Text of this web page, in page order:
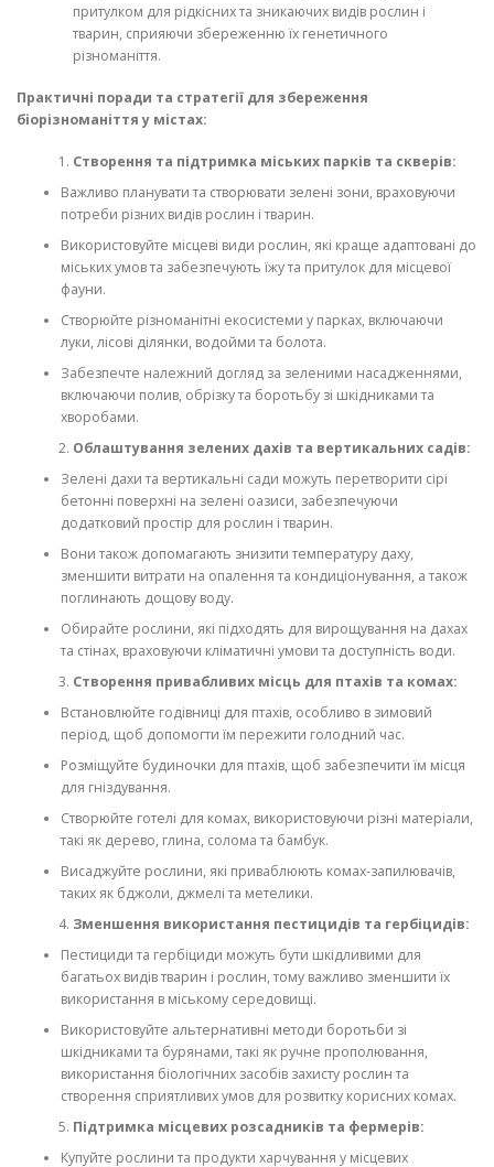
притулком для рідкісних та зникаючих видів рослин і
тварин, сприяючи збереженню їх генетичного
різноманіття.
Практичні поради та стратегії для збереження
біорізноманіття у містах:
Створення та підтримка міських парків та скверів:
Важливо планувати та створювати зелені зони, враховуючи
потреби різних видів рослин і тварин.
Використовуйте місцеві види рослин, які краще адаптовані до
міських умов та забезпечують їжу та притулок для місцевої
фауни.
Створюйте різноманітні екосистеми у парках, включаючи
луки, лісові ділянки, водойми та болота.
Забезпечте належний догляд за зеленими насадженнями,
включаючи полив, обрізку та боротьбу зі шкідниками та
хворобами.
Облаштування зелених дахів та вертикальних садів:
Зелені дахи та вертикальні сади можуть перетворити сірі
бетонні поверхні на зелені оазиси, забезпечуючи
додатковий простір для рослин і тварин.
Вони також допомагають знизити температуру даху,
зменшити витрати на опалення та кондиціонування, а також
поглинають дощову воду.
Обирайте рослини, які підходять для вирощування на дахах
та стінах, враховуючи кліматичні умови та доступність води.
Створення привабливих місць для птахів та комах:
Встановлюйте годівниці для птахів, особливо в зимовий
період, щоб допомогти їм пережити голодний час.
Розміщуйте будиночки для птахів, щоб забезпечити їм місця
для гніздування.
Створюйте готелі для комах, використовуючи різні матеріали,
такі як дерево, глина, солома та бамбук.
Висаджуйте рослини, які приваблюють комах-запилювачів,
таких як бджоли, джмелі та метелики.
Зменшення використання пестицидів та гербіцидів:
Пестициди та гербіциди можуть бути шкідливими для
багатьох видів тварин і рослин, тому важливо зменшити їх
використання в міському середовищі.
Використовуйте альтернативні методи боротьби зі
шкідниками та бурянами, такі як ручне прополювання,
використання біологічних засобів захисту рослин та
створення сприятливих умов для розвитку корисних комах.
Підтримка місцевих розсадників та фермерів:
Купуйте рослини та продукти харчування у місцевих